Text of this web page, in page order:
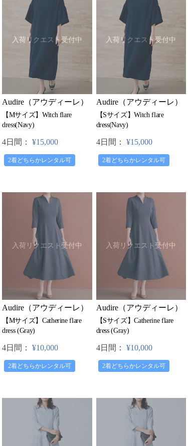
入荷リクエスト受付中
Audire（アウディーレ）
【Mサイズ】Witch flare
dress(Navy)
4日間： ¥15,000
2着どちらかレンタル可
入荷リクエスト受付中
Audire（アウディーレ）
【Sサイズ】Witch flare
dress(Navy)
4日間： ¥15,000
2着どちらかレンタル可
入荷リクエスト受付中
Audire（アウディーレ）
【Mサイズ】Catherine flare
dress (Gray)
4日間： ¥10,000
2着どちらかレンタル可
入荷リクエスト受付中
Audire（アウディーレ）
【Sサイズ】Catherine flare
dress (Gray)
4日間： ¥10,000
2着どちらかレンタル可